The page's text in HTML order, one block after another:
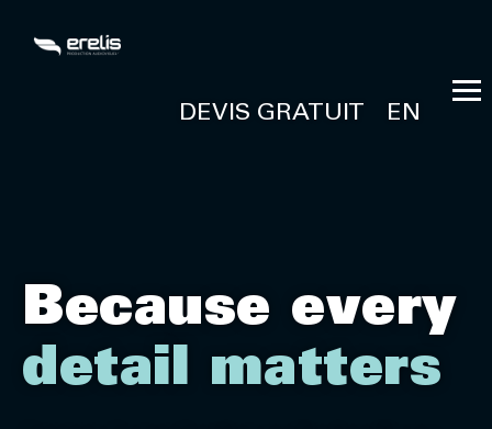
DEVIS GRATUIT EN
Because every
detail matters